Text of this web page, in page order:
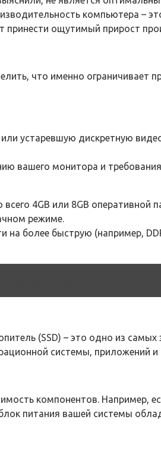
компьютера –
ощутимый прирост
что именно ограничивает
устаревшую дискретную
вашего монитора и
4GB или 8GB
режиме.
на более быструю (например,
(SSD) – это одно из
системы, приложений и
компонентов. Например,
питания вашей системы